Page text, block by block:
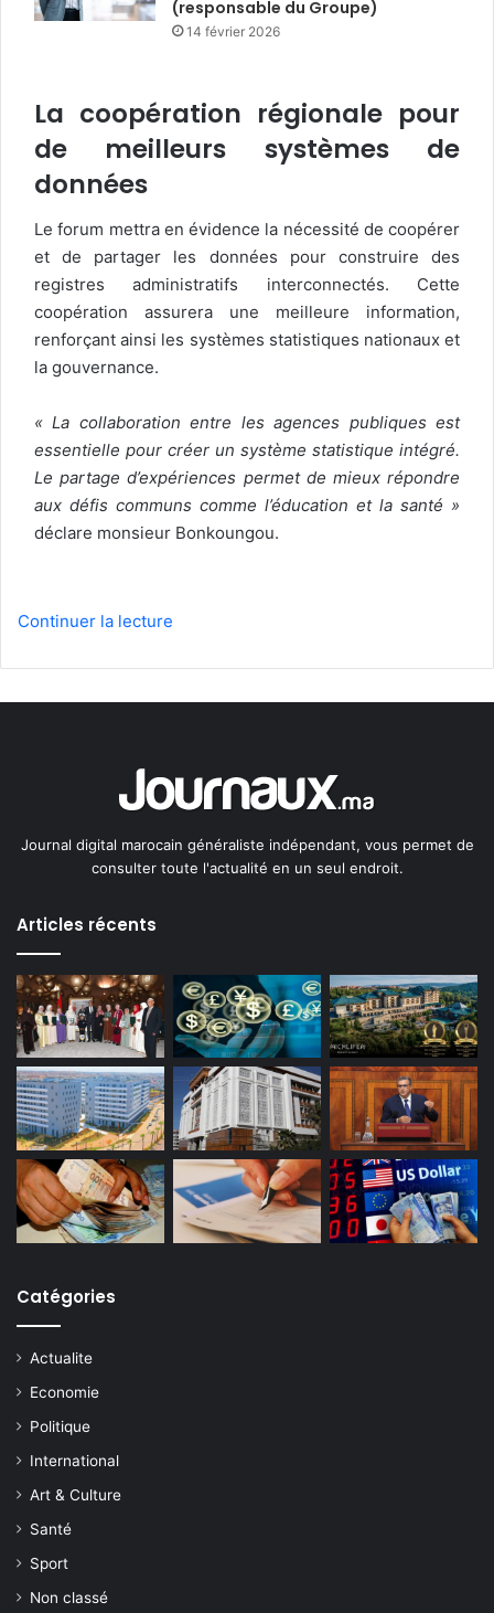
(responsable du Groupe)
14 février 2026
La coopération régionale pour
de meilleurs systèmes de
données
Le forum mettra en évidence la nécessité de coopérer
et de partager les données pour construire des
registres administratifs interconnectés. Cette
coopération assurera une meilleure information,
renforçant ainsi les systèmes statistiques nationaux et
la gouvernance.
« La collaboration entre les agences publiques est
essentielle pour créer un système statistique intégré.
Le partage d’expériences permet de mieux répondre
aux défis communs comme l’éducation et la santé »
déclare monsieur Bonkoungou.
Continuer la lecture
Journal digital marocain généraliste indépendant, vous permet de
consulter toute l'actualité en un seul endroit.
Articles récents
Catégories
Actualite
Economie
Politique
International
Art & Culture
Santé
Sport
Non classé